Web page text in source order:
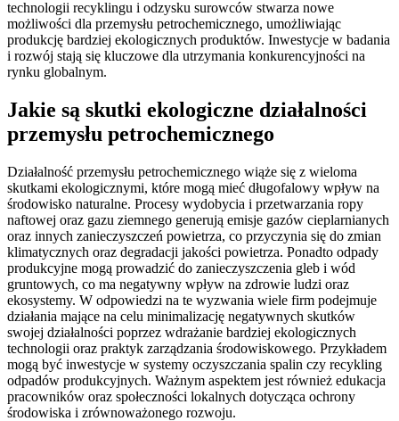
technologii recyklingu i odzysku surowców stwarza nowe
możliwości dla przemysłu petrochemicznego, umożliwiając
produkcję bardziej ekologicznych produktów. Inwestycje w badania
i rozwój stają się kluczowe dla utrzymania konkurencyjności na
rynku globalnym.
Jakie są skutki ekologiczne działalności
przemysłu petrochemicznego
Działalność przemysłu petrochemicznego wiąże się z wieloma
skutkami ekologicznymi, które mogą mieć długofalowy wpływ na
środowisko naturalne. Procesy wydobycia i przetwarzania ropy
naftowej oraz gazu ziemnego generują emisje gazów cieplarnianych
oraz innych zanieczyszczeń powietrza, co przyczynia się do zmian
klimatycznych oraz degradacji jakości powietrza. Ponadto odpady
produkcyjne mogą prowadzić do zanieczyszczenia gleb i wód
gruntowych, co ma negatywny wpływ na zdrowie ludzi oraz
ekosystemy. W odpowiedzi na te wyzwania wiele firm podejmuje
działania mające na celu minimalizację negatywnych skutków
swojej działalności poprzez wdrażanie bardziej ekologicznych
technologii oraz praktyk zarządzania środowiskowego. Przykładem
mogą być inwestycje w systemy oczyszczania spalin czy recykling
odpadów produkcyjnych. Ważnym aspektem jest również edukacja
pracowników oraz społeczności lokalnych dotycząca ochrony
środowiska i zrównoważonego rozwoju.